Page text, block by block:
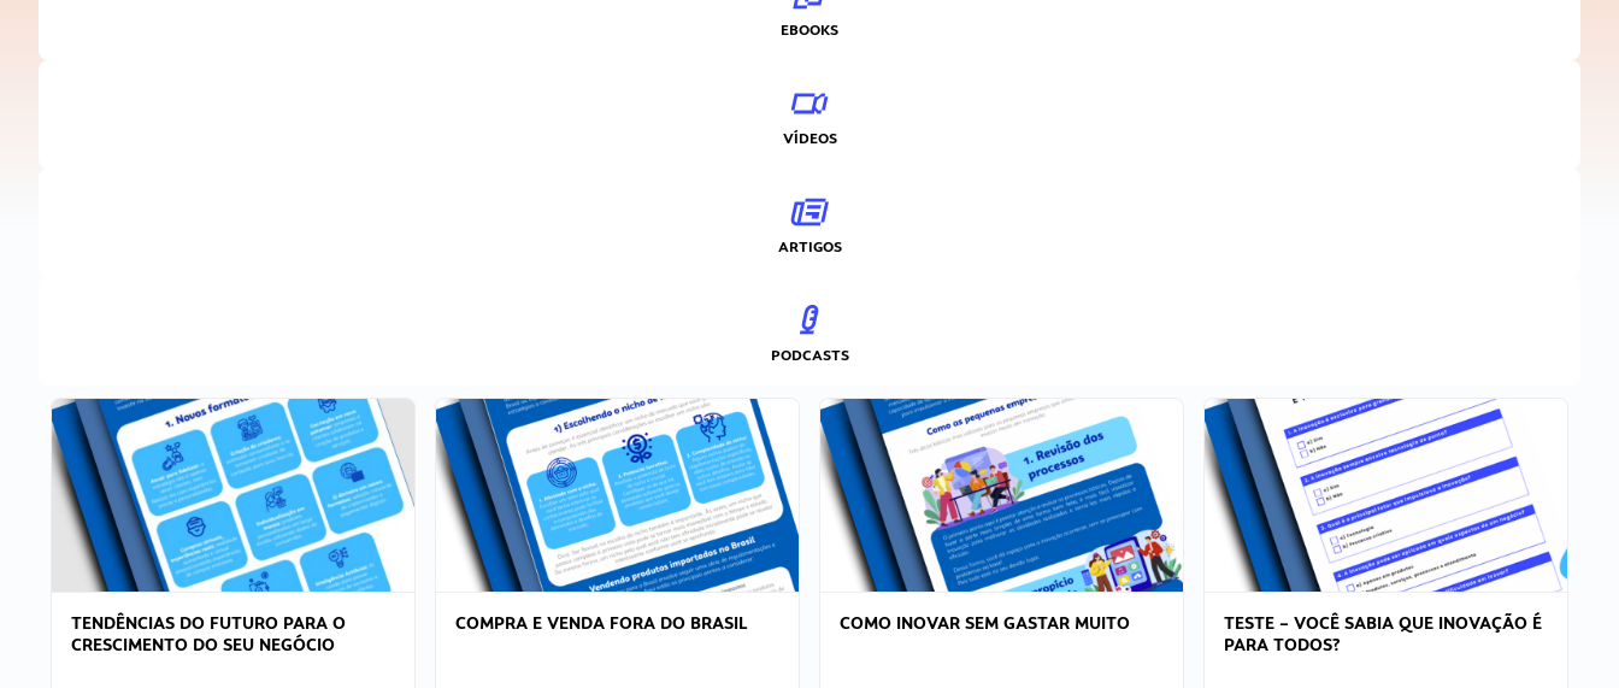
EBOOKS
VÍDEOS
ARTIGOS
PODCASTS
TENDÊNCIAS DO FUTURO PARA O
CRESCIMENTO DO SEU NEGÓCIO
COMPRA E VENDA FORA DO BRASIL COMO INOVAR SEM GASTAR MUITO
TESTE – VOCÊ SABIA QUE INOVAÇÃO É
PARA TODOS?